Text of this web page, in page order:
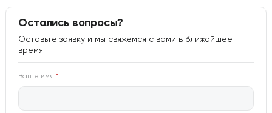
Остались вопросы?
Оставьте заявку и мы свяжемся с вами в ближайшее
время
Ваше имя*